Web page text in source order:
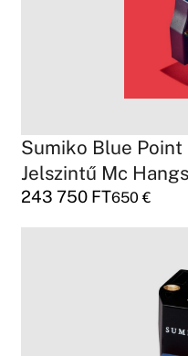
Sumiko Blue
Jelszintű Mc
243 750 FT650€